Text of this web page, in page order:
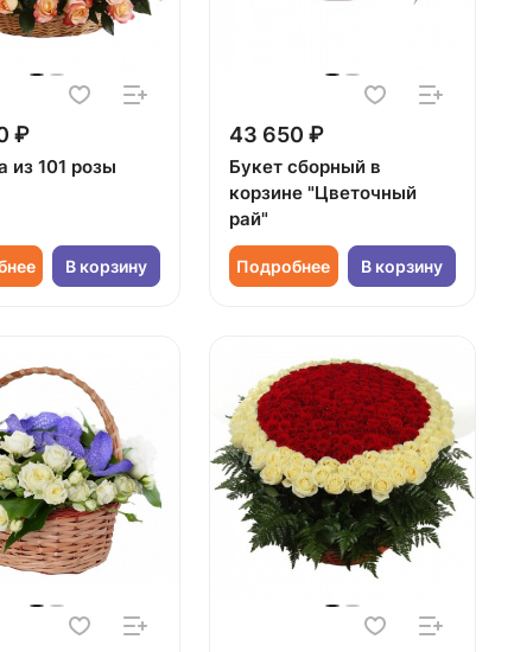
₽
из 101 розы
В корзину
43 650 ₽
Букет сборный в
корзине "Цветочный
рай"
Подробнее В корзину